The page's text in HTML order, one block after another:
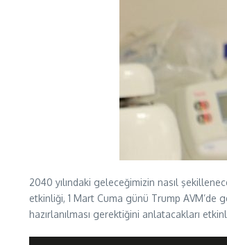
2040 yılındaki geleceğimizin nasıl
etkinliği, 1 Mart Cuma günü Trump AVM’de
hazırlanılması gerektiğini anlatacakları